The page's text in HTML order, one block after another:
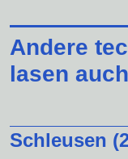
Andere
lasen
Schleusen